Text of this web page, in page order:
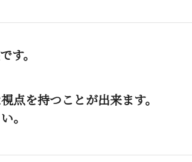
す。
点を持つことが出来ます。
。